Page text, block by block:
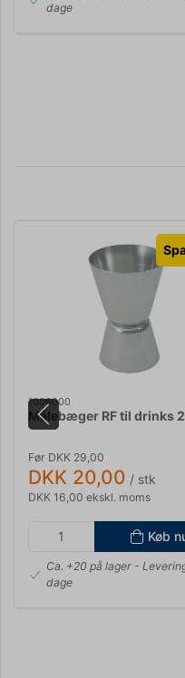
dage
1006000
Målebæger RF til drinks
Før DKK 29,00
DKK 20,00 / stk
DKK 16,00 ekskl. moms
Køb
Ca. +20 på lager-
dage